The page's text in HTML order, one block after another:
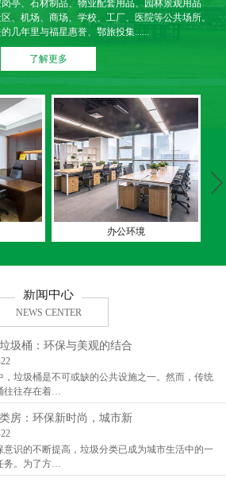
亭、石材制品、物业配套用品、园林景观用品
、机场、商场、学校、工厂、医院等公共场所。
几年里与福星惠誉、鄂旅投集......
了解更多
办公环境
新闻中心
NEWS CENTER
圾桶：环保与美观的结合
，垃圾桶是不可或缺的公共设施之一。然而，传统
往往存在着…
房：环保新时尚，城市新
意识的不断提高，垃圾分类已成为城市生活中的一
务。为了方…